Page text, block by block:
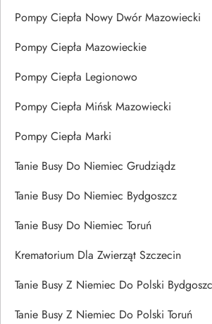
Pompy Ciepła Nowy Dwór Mazowiecki
Pompy Ciepła Mazowieckie
Pompy Ciepła Legionowo
Pompy Ciepła Mińsk Mazowiecki
Pompy Ciepła Marki
Tanie Busy Do Niemiec Grudziądz
Tanie Busy Do Niemiec Bydgoszcz
Tanie Busy Do Niemiec Toruń
Krematorium Dla Zwierząt Szczecin
Tanie Busy Z Niemiec Do Polski
Tanie Busy Z Niemiec Do Polski Toruń